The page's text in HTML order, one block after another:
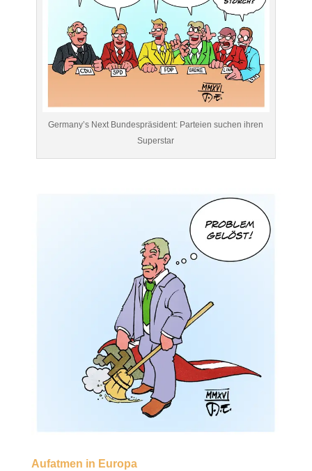
Germany’s Next Bundespräsident: Parteien suchen ihren
Superstar
Aufatmen in Europa